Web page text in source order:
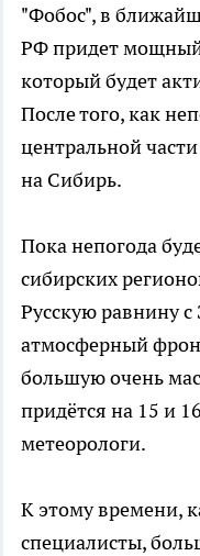
"Фобос", в
РФ придет
который будет
После того, как
центральной
на Сибирь.
Пока непогода
сибирских
Русскую равнину
атмосферный
большую очень
придётся на 15 и
метеорологи.
К этому времени,
специалисты,